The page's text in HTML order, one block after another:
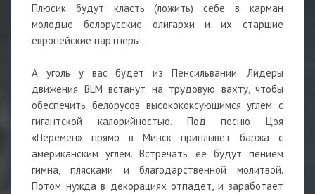
Плюсик будут класть (ложить) себе в карман
молодые белорусские олигархи и их старшие
европейские партнеры.
А уголь у вас будет из Пенсильвании. Лидеры
движения BLM встанут на трудовую вахту, чтобы
обеспечить белорусов высокококсующимся углем с
гигантской калорийностью. Под песню Цоя
«Перемен» прямо в Минск приплывет баржа с
американским углем. Встречать ее будут пением
гимна, плясками и благодарственной молитвой.
Потом нужда в декорациях отпадет, и заработает